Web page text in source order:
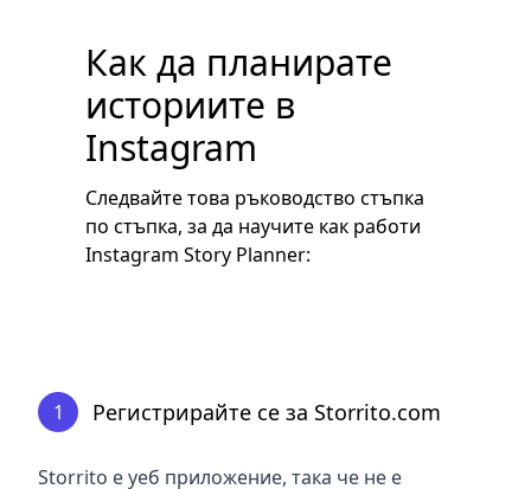
Как да планирате
историите в
Instagram
Следвайте това ръководство стъпка
по стъпка, за да научите как работи
Instagram Story Planner:
1 Регистрирайте се за Storrito.com
Storrito е уеб приложение, така че не е